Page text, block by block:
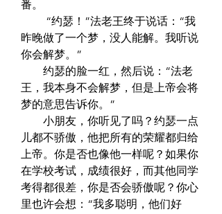
番。
“约瑟！”法老王终于说话：“我
昨晚做了一个梦，没人能解。我听说
你会解梦。”
约瑟的脸一红，然后说：“法老
王，我本身不会解梦，但是上帝会将
梦的意思告诉你。”
小朋友，你听见了吗？约瑟一点
儿都不骄傲，他把所有的荣耀都归给
上帝。你是否也像他一样呢？如果你
在学校考试，成绩很好，而其他同学
考得都很差，你是否会骄傲呢？你心
里也许会想：“我多聪明，他们好